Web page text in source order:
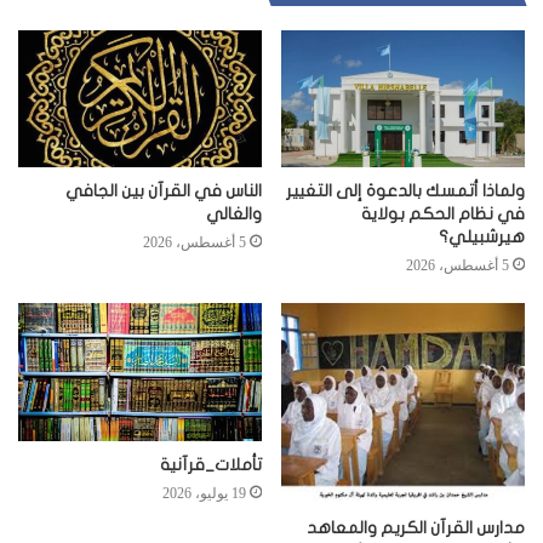
ولماذا أتمسك بالدعوة إلى التغيير
في نظام الحكم بولاية
هيرشبيلي؟
5 أغسطس، 2026
الناس في القرآن بين الجافي
والغالي
5 أغسطس، 2026
مدارس القرآن الكريم والمعاهد
تأملات_قرآنية
19 يوليو، 2026